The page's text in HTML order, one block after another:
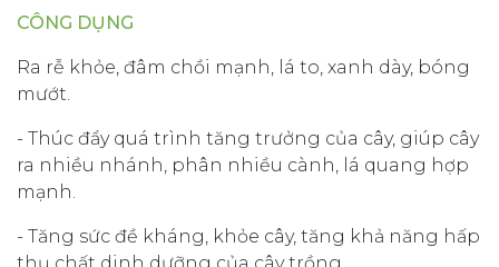
CÔNG DỤNG
Ra rễ khỏe, đâm chồi mạnh, lá to, xanh dày, bóng
mướt.
- Thúc đẩy quá trình tăng trưởng của cây, giúp cây
ra nhiều nhánh, phân nhiều cành, lá quang hợp
mạnh.
- Tăng sức đề kháng, khỏe cây, tăng khả năng hấp
thụ chất dinh dưỡng của cây trồng.